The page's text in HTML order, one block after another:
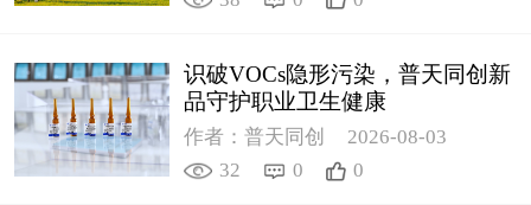
识破VOCs隐形污染，普天同创新
品守护职业卫生健康
作者：普天同创
2026-08-03
32
0 0